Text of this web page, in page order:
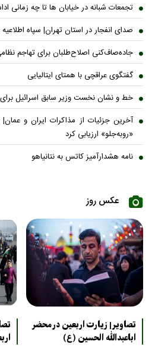
تجمعات شبانه در خیابان ها تا چه زمانی
صدای انفجار در استان تهران| سپاه
جاده‌صاف‌کنی اصلاح‌طلبان برای تهاجم
گفتگوی عراقچی با همتای ایتالیایی
خط و نشان نخست وزیر سابق اسرائیل
آخرین جزئیات از مذاکرات ایران و
«روبه‌جلو» ارزیابی کرد
نامه هشدارآمیز کاتس به نتانیاهو
عکس روز
تصاویر| زیارت اربعین در محضر
اباعبدالله الحسین (ع)